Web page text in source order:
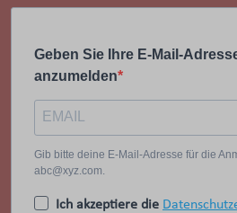
Geben Sie Ihre E-Mail-
anzumelden
Gib bitte deine E-Mail-Adresse für die
abc@xyz.com.
Ich akzeptiere die